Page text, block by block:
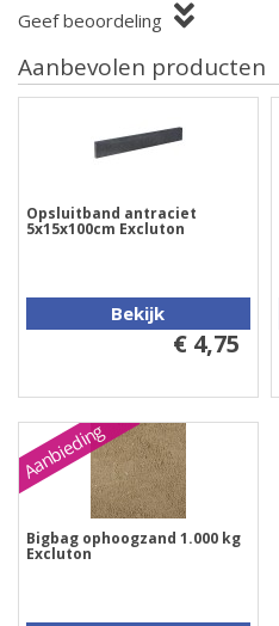
Geef beoordeling
Aanbevolen producten
Opsluitband antraciet
5x15x100cm Excluton
Bekijk
€ 4,75
Aanbieding
Bigbag ophoogzand 1.000 kg
Excluton